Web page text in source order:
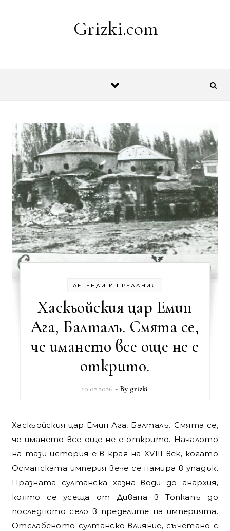
Grizki.com
ЛЕГЕНДИ И ПРЕДАНИЯ
Хаскьойския цар Емин
Ага, Балталъ. Смята се,
че имането все още не е
открито.
10.02.2026 - By grizki
Хаскьойския цар Емин Ага, Балталъ. Смята се,
че имането все още не е открито. Началото
на тази история е в края на XVIII век, когато
Османската империя вече се намира в упадък.
Празната султанска хазна води до анархия,
която се усеща от Дивана в Топкапъ до
последното село в пределите на империята.
Отслабеното султанско влияние, съчетано с